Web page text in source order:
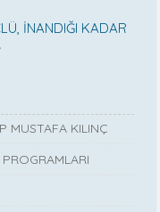
İNANDIĞI KADAR
MUSTAFA KILINÇ